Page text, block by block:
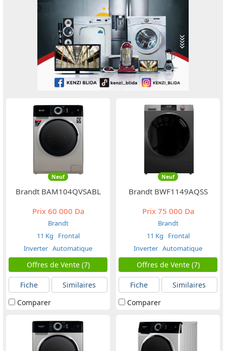
Neuf
Brandt BAM104QVSABL
Prix60 000 Da
Brandt
11 Kg
Frontal
Inverter Automatique
Offres de Vente (7)
Fiche
Similaires
Comparer
Neuf
Brandt BWF1149AQSS
Prix75 000 Da
Brandt
11 Kg
Frontal
Inverter Automatique
Offres de Vente (7)
Fiche
Similaires
Comparer